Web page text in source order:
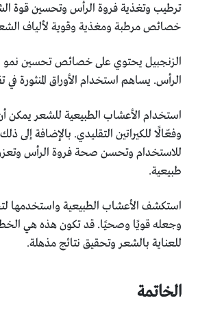
ترطيب وتغذية فروة الرأس وتحسين قوة
خصائص مرطبة ومغذية وقوية لألياف
الزنجبيل يحتوي على خصائص تحسين نمو
الرأس. يساهم استخدام الأوراق المنثورة
استخدام الأعشاب الطبيعية للشعر يمكن
وفعّالًا للكيراتين التقليدي. بالإضافة إلى
للاستخدام وتحسن صحة فروة الرأس
طبيعية.
استكشف الأعشاب الطبيعية
وجعله قويًا وصحيًا. قد تكون هذه هي
للعناية بالشعر وتحقيق نتائج مذهلة.
الخاتمة